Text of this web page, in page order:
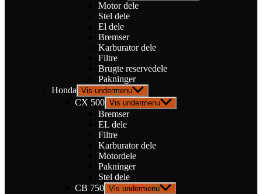
Motor dele
Stel dele
El dele
Bremser
Karburator dele
Filtre
Brugte reservedele
Pakninger
Honda Vis undermenu
CX 500 Vis undermenu
Bremser
EL dele
Filtre
Karburator dele
Motordele
Pakninger
Stel dele
CB 750 Vis undermenu